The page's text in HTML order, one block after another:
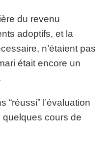
du revenu
adoptifs, et la
n’étaient pas
était encore un
“réussi” l’évaluation
cours de